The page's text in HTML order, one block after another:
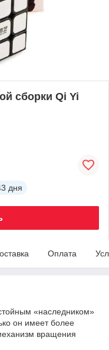
сборки Qi Yi
дня
Оплата
«наследником»
он имеет более
вращения